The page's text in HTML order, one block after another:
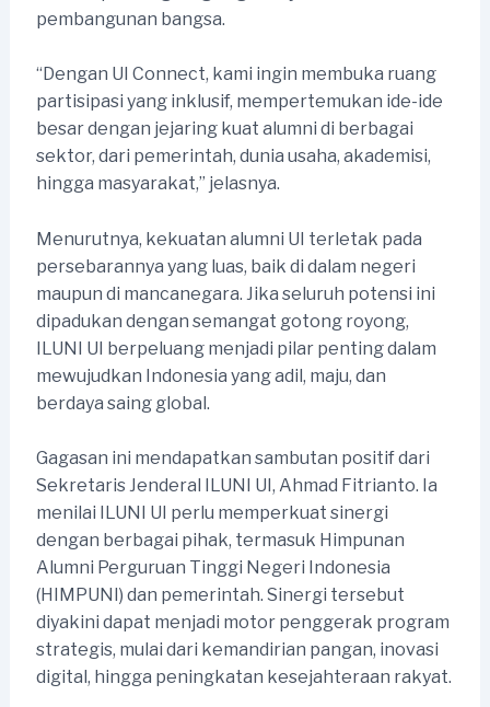
pembangunan bangsa.
“Dengan UI Connect, kami ingin membuka ruang
partisipasi yang inklusif, mempertemukan ide-ide
besar dengan jejaring kuat alumni di berbagai
sektor, dari pemerintah, dunia usaha, akademisi,
hingga masyarakat,” jelasnya.
Menurutnya, kekuatan alumni UI terletak pada
persebarannya yang luas, baik di dalam negeri
maupun di mancanegara. Jika seluruh potensi ini
dipadukan dengan semangat gotong royong,
ILUNI UI berpeluang menjadi pilar penting dalam
mewujudkan Indonesia yang adil, maju, dan
berdaya saing global.
Gagasan ini mendapatkan sambutan positif dari
Sekretaris Jenderal ILUNI UI, Ahmad Fitrianto. Ia
menilai ILUNI UI perlu memperkuat sinergi
dengan berbagai pihak, termasuk Himpunan
Alumni Perguruan Tinggi Negeri Indonesia
(HIMPUNI) dan pemerintah. Sinergi tersebut
diyakini dapat menjadi motor penggerak program
strategis, mulai dari kemandirian pangan, inovasi
digital, hingga peningkatan kesejahteraan rakyat.